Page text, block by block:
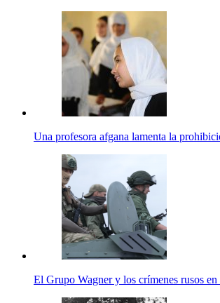
Una profesora afgana lamenta la
El Grupo Wagner y los crímenes rusos